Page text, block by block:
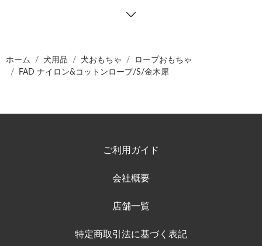
ホーム 犬用品 犬おもちゃ
ロープおもちゃ
FAD ナイロン&コットンロープ/S/金木犀
ご利用ガイド
会社概要
店舗一覧
特定商取引法に基づく表記